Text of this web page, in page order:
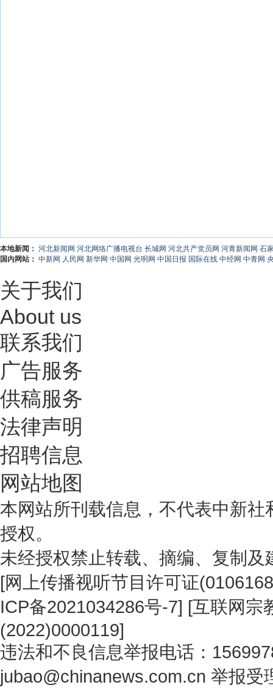
本地新闻： 河北新闻网 河北网络广播电视台 长城网 河北共产党员网 河青新闻网 石
国内网站： 中新网 人民网 新华网 中国网 光明网 中国日报 国际在线 中经网 中青网
关于我们
About us
联系我们
广告服务
供稿服务
法律声明
招聘信息
网站地图
本网站所刊载信息，不代表中新
授权。
未经授权禁止转载、摘编、复制
[网上传播视听节目许可证
ICP备2021034286号-7] [互联网宗
(2022)0000119]
违法和不良信息举报电话：
jubao@chinanews.com.cn 举报受